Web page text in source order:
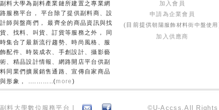
副料大學為副料產業鏈所建置之專業網
路服務平台， 平台除了提供副料商、設
計師與盤商們， 最齊全的商品資訊與找
貨、找料、叫貨、訂貨等服務之外， 同
時集合了最新流行趨勢、時尚風格、服
飾配件、時裝成衣、手創設計、攝影藝
術、精品設計情報、網路開店平台供副
料同業們擴展銷售通路、宣傳自家商品
與形象， ............(more )
加入會員
申請為企業會員
(目前提供朝陽服飾材料街中盤使用
加入供應商
副料大學數位服務平台 | ©U-Accss.All Rights